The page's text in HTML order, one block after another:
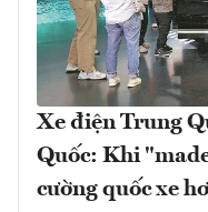
Xe điện Trung
Quốc: Khi
cường quốc xe